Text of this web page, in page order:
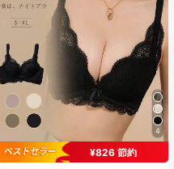
4
¥826 節約
#1 ベストセラー
ブラック 女性用ブラジャーとブラレット